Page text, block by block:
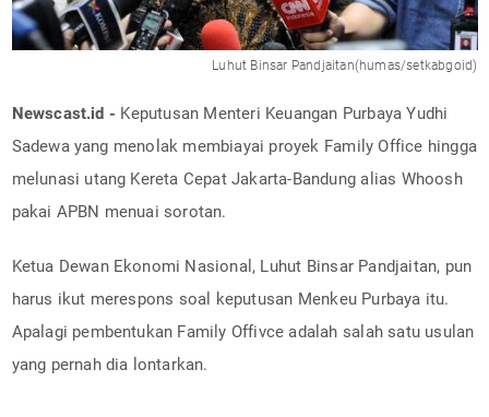
Luhut Binsar Pandjaitan(humas/setkabgoid)
Newscast.id - Keputusan Menteri Keuangan Purbaya Yudhi
Sadewa yang menolak membiayai proyek Family Office hingga
melunasi utang Kereta Cepat Jakarta-Bandung alias Whoosh
pakai APBN menuai sorotan.
Ketua Dewan Ekonomi Nasional, Luhut Binsar Pandjaitan, pun
harus ikut merespons soal keputusan Menkeu Purbaya itu.
Apalagi pembentukan Family Offivce adalah salah satu usulan
yang pernah dia lontarkan.